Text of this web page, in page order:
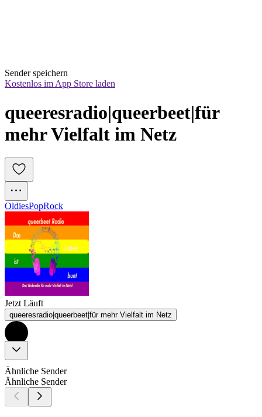
Sender speichern
Kostenlos im App Store laden
queeresradio|queerbeet|für
mehr Vielfalt im Netz
OldiesPopRock
Jetzt Läuft
queeresradio|queerbeet|für mehr Vielfalt im Netz
Ähnliche Sender
Ähnliche Sender